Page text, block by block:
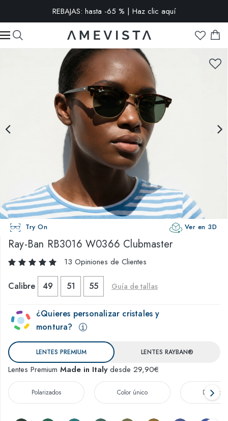
REBAJAS: hasta -65 % | Haz clic aquí
-15% extra en todas las gafas con cristales graduados | Código:
VISION15
Try On Ver en 3D
Ray-Ban RB3016 W0366 Clubmaster
13 Opiniones de Clientes
Calibre 49 51 55 Guía de tallas
¿Quieres personalizar cristales y
montura?
LENTES PREMIUM LENTES RAYBAN®
Lentes Premium Made in Italydesde 29,90€
Polarizados Color único